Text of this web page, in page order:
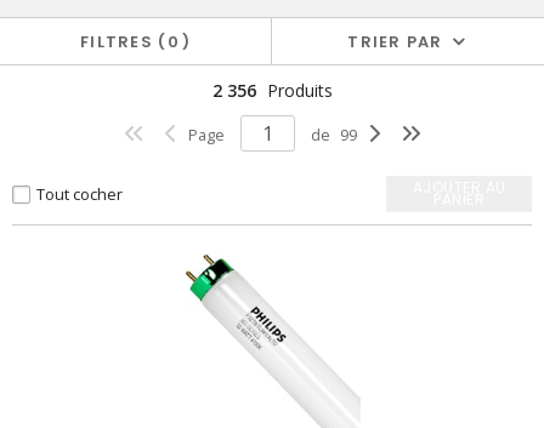
FILTRES 0 TRIER PAR
2 356 Produits
Page de 99
Tout cocher